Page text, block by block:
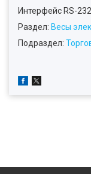
Интерфейс RS-
Раздел: Весы
Подраздел: